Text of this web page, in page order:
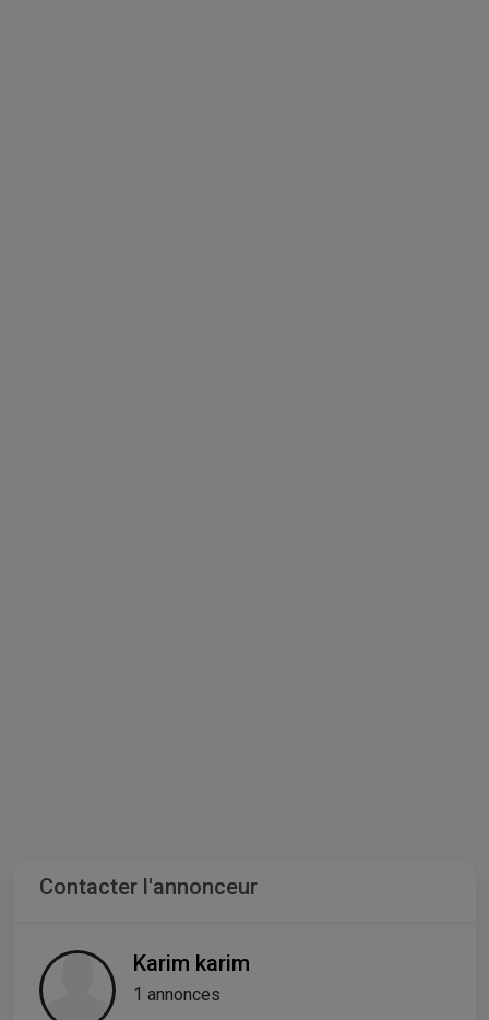
Contacter l'annonceur
Karim karim
1 annonces